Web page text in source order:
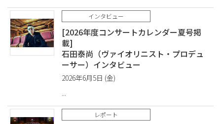
インタビュー
[2026年度コンサートカレンダー夏号掲
載]
石田泰尚（ヴァイオリニスト・プロデュ
ーサー）インタビュー
2026年6月5日 (金)
レポート